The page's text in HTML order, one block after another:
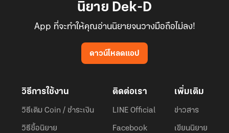
นิยาย Dek-D
App ที่จะทำให้คุณอ่านนิยายจนวางมือถือไม่ลง!
ดาวน์โหลดแอป
วิธีการใช้งาน
วิธีเติม Coin / ชำระเงิน
วิธีซื้อนิยาย
ติดต่อเรา
LINE Official
Facebook
เพิ่มเติม
ข่าวสาร
เขียนนิยาย